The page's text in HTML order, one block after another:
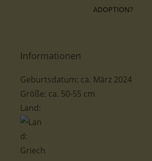
ADOPTION?
Informationen
Geburtsdatum: ca. März 2024
Größe: ca. 50-55 cm
Land: